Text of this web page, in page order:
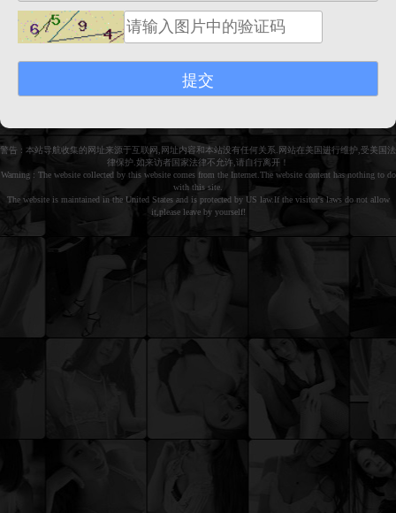
警告 : 本站导航收集的网址来源于互联网,网址内容和本站没有任何关系.网站在美国进行维护,受美国法
律保护.如来访者国家法律不允许,请自行离开！
Warning : The website collected by this website comes from the Internet.The website content has nothing to do
with this site.
The website is maintained in the United States and is protected by US law.If the visitor's laws do not allow
it,please leave by yourself!